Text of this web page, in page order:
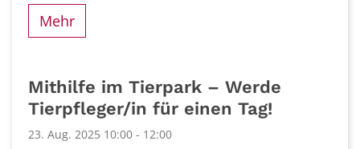
Mehr
Mithilfe im Tierpark – Werde
Tierpfleger/in für einen Tag!
23. Aug. 2025 10:00 - 12:00